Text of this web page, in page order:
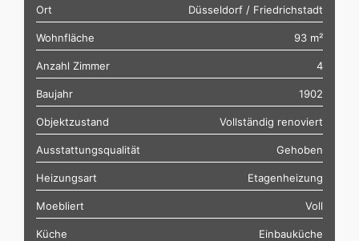
Ort Düsseldorf / Friedrichstadt
Wohnfläche 93 m²
Anzahl Zimmer 4
Baujahr 1902
Objektzustand Vollständig renoviert
Ausstattungsqualität Gehoben
Heizungsart Etagenheizung
Moebliert Voll
Küche Einbauküche